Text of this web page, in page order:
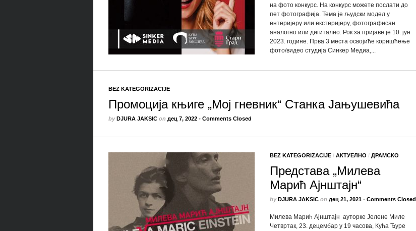
на фото конкурс. На конкурс можете послати до
пет фотографија. Тема је људски модел у
ентеријеру или екстеријеру, фотографисан
аналогно или дигитално. Рок за пријаве је 10. јун
2023. године. Прва 3 места освојиће коришћење
фото/видео студија Синкер Медиа,...
BEZ KATEGORIZACIJE
Промоција књиге „Мој гневник“ Станка Јањушевића
byDJURA JAKSICon дец 7, 2022 • Comments Closed
BEZ KATEGORIZACIJE/ АКТУЕЛНО / ДРАМСКО
Представа „Милева
Марић Ајнштајн“
byDJURA JAKSICon дец 21, 2021 • Comments Closed
Милева Марић Ајнштајн ауторке Јелене Миле
Четвртак, 23. децембар у 19 часова, Кућа Ђуре